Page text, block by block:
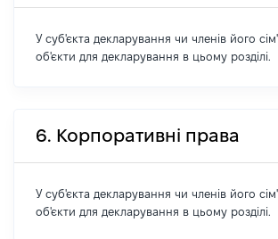
У суб'єкта декларування чи членів його
об'єкти для декларування в цьому розділі.
6. Корпоративні права
У суб'єкта декларування чи членів його
об'єкти для декларування в цьому розділі.